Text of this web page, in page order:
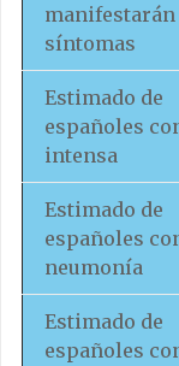
manifestarán
síntomas
Estimado de
españoles
intensa
Estimado de
españoles
neumonía
Estimado de
españoles